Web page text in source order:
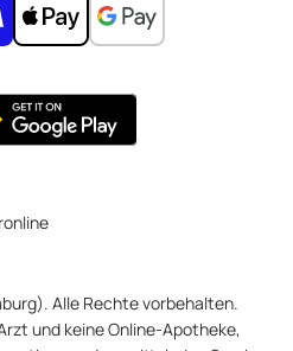
Alle Rechte vorbehalten.
und keine Online-Apotheke,